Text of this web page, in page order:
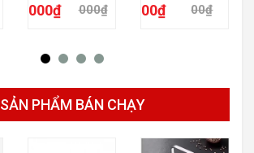
000₫
000₫
00₫
00₫
SẢN PHẨM BÁN CHẠY